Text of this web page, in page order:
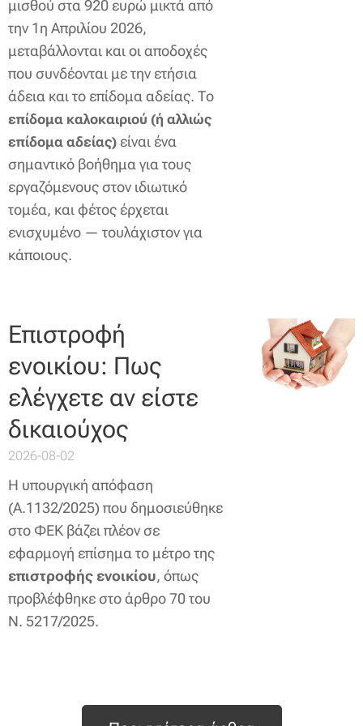
μισθού στα 920 ευρώ μικτά από
την 1η Απριλίου 2026,
μεταβάλλονται και οι αποδοχές
που συνδέονται με την ετήσια
άδεια και το επίδομα αδείας. Το
επίδομα καλοκαιριού (ή αλλιώς
επίδομα αδείας) είναι ένα
σημαντικό βοήθημα για τους
εργαζόμενους στον ιδιωτικό
τομέα, και φέτος έρχεται
ενισχυμένο — τουλάχιστον για
κάποιους.
Επιστροφή
ενοικίου: Πως
ελέγχετε αν είστε
δικαιούχος
2026-08-02
Η υπουργική απόφαση
(Α.1132/2025) που δημοσιεύθηκε
στο ΦΕΚ βάζει πλέον σε
εφαρμογή επίσημα το μέτρο της
επιστροφής ενοικίου, όπως
προβλέφθηκε στο άρθρο 70 του
Ν. 5217/2025.